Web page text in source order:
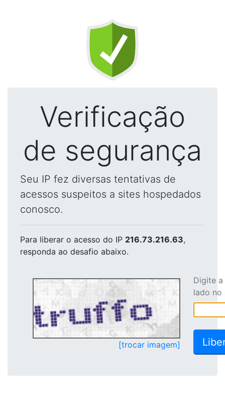
Verificação
de segurança
Seu IP fez diversas tentativas de
acessos suspeitos a sites hospedados
conosco.
Para liberar o acesso do IP 216.73.216.63,
responda ao desafio abaixo.
[trocar imagem]
Digite
lado no